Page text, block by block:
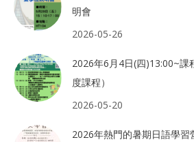
明會
2026-05-26
2026年6月4日(四)13:00~課
度課程）
2026-05-20
2026年熱門的暑期日語學